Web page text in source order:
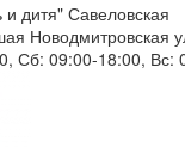
дитя" Савеловская
Новодмитровская
Сб: 09:00-18:00, Вс: